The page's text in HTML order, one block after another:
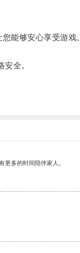
能够安心享受游戏
全。
多的时间陪伴家人。